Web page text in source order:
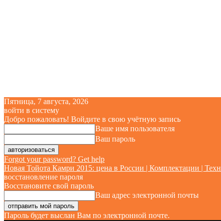
Пятница, 7 августа, 2026
войти в систему
Добро пожаловать! Войдите в свою учётную запись
Ваше имя пользователя
Ваш пароль
Forgot your password? Get help
Новая Тойота Камри 2015: цена в России | Комплектации |
восстановление пароля
Восстановите свой пароль
Ваш адрес электронной почты
Пароль будет выслан Вам по электронной почте.